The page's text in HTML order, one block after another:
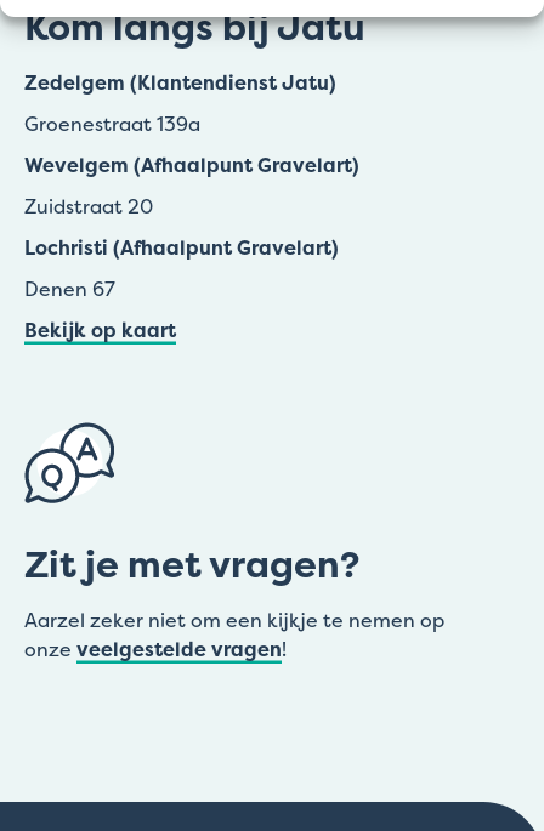
Kom langs bij Jatu
Zedelgem (Klantendienst Jatu)
Groenestraat 139a
Wevelgem (Afhaalpunt Gravelart)
Zuidstraat 20
Lochristi (Afhaalpunt Gravelart)
Denen 67
Bekijk op kaart
Zit je met vragen?
Aarzel zeker niet om een kijkje te nemen op
onze veelgestelde vragen!